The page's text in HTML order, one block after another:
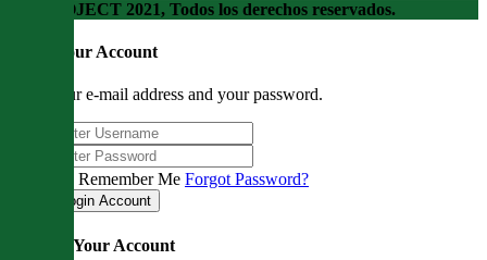
RD PROJECT 2021, Todos los derechos reservados.
Login Your Account
Enter your e-mail address and your password.
Remember Me Forgot Password?
Register Your Account